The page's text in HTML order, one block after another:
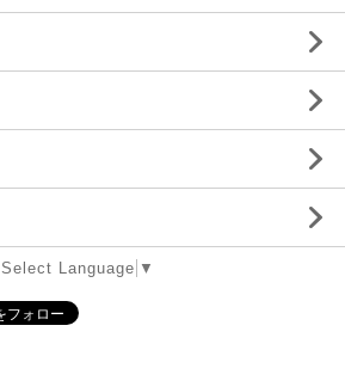
Select Language ▼